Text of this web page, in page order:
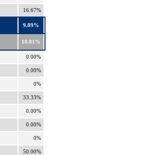
16.67%
9.89%
10.81%
0.00%
0.00%
0%
33.33%
0.00%
0.00%
0%
50.00%